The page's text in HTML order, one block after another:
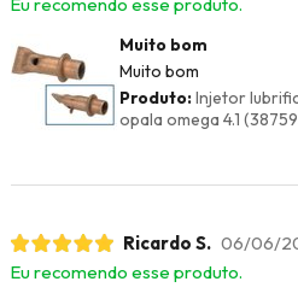
Muito bom
Muito bom
Produto:Injetor
opala omega 4.1
Ricardo S. 06/06/
Eu recomendo esse produto.